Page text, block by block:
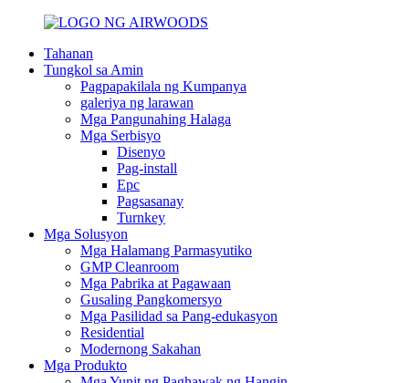
Tahanan
Tungkol sa Amin
Pagpapakilala ng Kumpanya
galeriya ng larawan
Mga Pangunahing Halaga
Mga Serbisyo
Disenyo
Pag-install
Epc
Pagsasanay
Turnkey
Mga Solusyon
Mga Halamang Parmasyutiko
GMP Cleanroom
Mga Pabrika at Pagawaan
Gusaling Pangkomersyo
Mga Pasilidad sa Pang-edukasyon
Residential
Modernong Sakahan
Mga Produkto